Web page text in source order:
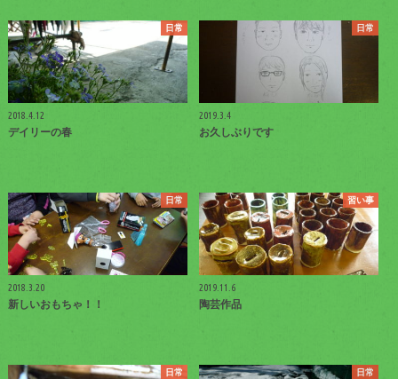
日常
2018.4.12
デイリーの春
日常
2019.3.4
お久しぶりです
日常
2018.3.20
新しいおもちゃ！！
習い事
2019.11.6
陶芸作品
日常 日常